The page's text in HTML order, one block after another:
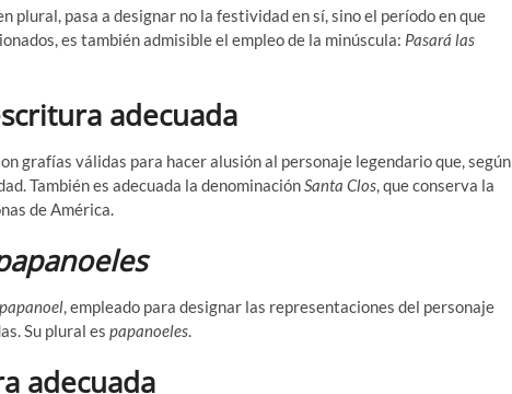
plural, pasa a designar no la festividad en sí, sino el período en que
es también admisible el empleo de la minúscula: Pasará las
adecuada
grafías válidas para hacer alusión al personaje legendario que, según
También es adecuada la denominaciónSanta Clos, que conserva la
de América.
papanoel, empleado para designar las representaciones del personaje
Su plural es papanoeles.
adecuada